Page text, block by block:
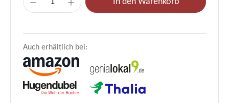
In den Warenkorb
Auch erhältlich bei: